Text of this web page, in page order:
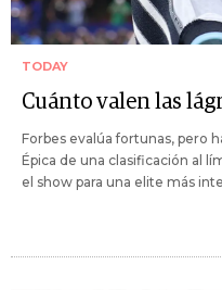
TODAY
Cuánto valen las
Forbes evalúa fortunas, pero
Épica de una clasificación al
el show para una elite más